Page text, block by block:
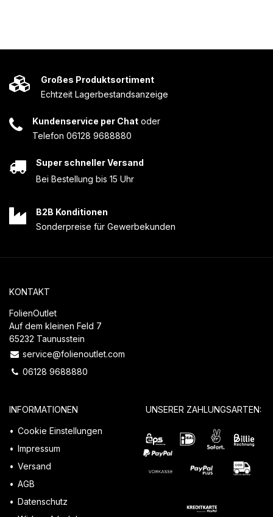
Großes Produktsortiment
Echtzeit Lagerbestandsanzeige
Kundenservice per Chat oder
Telefon 06128 9688880
Super schneller Versand
Bei Bestellung bis 15 Uhr
B2B Konditionen
Sonderpreise für Gewerbekunden
KONTAKT
FolienOutlet
Auf dem kleinen Feld 7
65232 Taunusstein
service@folienoutlet.com
06128 9688880
INFORMATIONEN
Cookie Einstellungen
Impressum
Versand
AGB
Datenschutz
UNSERER ZAHLUNGSARTEN: